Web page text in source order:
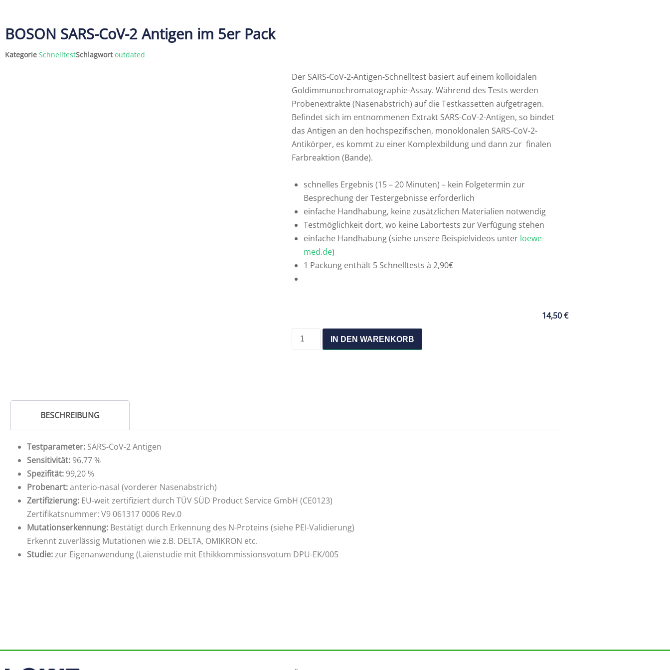
Selbsttests | Blutanalysegeräte | Funduskamera
| Kochendichtemessung |
BOSON SARS-CoV-2 Antigen im 5er Pack
Kategorie SchnelltestSchlagwort outdated
Der SARS-CoV-2-Antigen-Schnelltest basiert auf einem kolloidalen
Goldimmunochromatographie-Assay. Während des Tests werden
Probenextrakte (Nasenabstrich) auf die Testkassetten aufgetragen.
Befindet sich im entnommenen Extrakt SARS-CoV-2-Antigen, so bindet
das Antigen an den hochspezifischen, monoklonalen SARS-CoV-2-
Antikörper, es kommt zu einer Komplexbildung und dann zur finalen
Farbreaktion (Bande).
schnelles Ergebnis (15 – 20 Minuten) – kein Folgetermin zur
Besprechung der Testergebnisse erforderlich
einfache Handhabung, keine zusätzlichen Materialien notwendig
Testmöglichkeit dort, wo keine Labortests zur Verfügung stehen
einfache Handhabung (siehe unsere Beispielvideos unter loewe-
med.de)
1 Packung enthält 5 Schnelltests à 2,90€
14,50€
IN DEN WARENKORB
BESCHREIBUNG
Testparameter: SARS-CoV-2 Antigen
Sensitivität: 96,77 %
Spezifität: 99,20 %
Probenart:anterio-nasal (vorderer Nasenabstrich)
Zertifizierung: EU-weit zertifiziert durch TÜV SÜD Product Service GmbH (CE0123)
Zertifikatsnummer: V9 061317 0006 Rev.0
Mutationserkennung: Bestätigt durch Erkennung des N-Proteins (siehe PEI-Validierung)
Erkennt zuverlässig Mutationen wie z.B. DELTA, OMIKRON etc.
Studie:zur Eigenanwendung (Laienstudie mit Ethikkommissionsvotum DPU-EK/005